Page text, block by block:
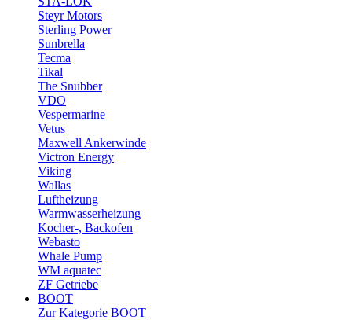
Steyr Motors
Sterling Power
Sunbrella
Tecma
Tikal
The Snubber
VDO
Vespermarine
Vetus
Maxwell Ankerwinde
Victron Energy
Viking
Wallas
Luftheizung
Warmwasserheizung
Kocher-, Backofen
Webasto
Whale Pump
WM aquatec
ZF Getriebe
BOOT
Zur Kategorie BOOT